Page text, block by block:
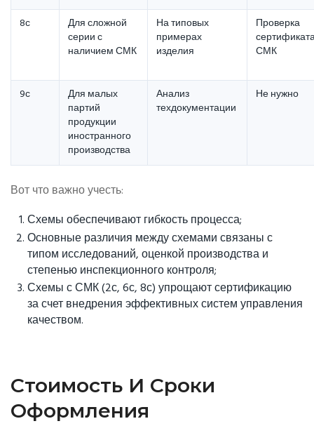
8с
Для сложной
серии с
наличием СМК
На типовых
примерах
изделия
Проверка
СМК
9с
Для малых
партий
продукции
иностранного
производства
Анализ
техдокументации
Не нужно
Вот что важно учесть:
Схемы обеспечивают гибкость процесса;
Основные различия между схемами связаны с
типом исследований, оценкой производства и
степенью инспекционного контроля;
Схемы с СМК (2с, 6с, 8с) упрощают сертификацию
за счет внедрения эффективных систем управления
качеством.
Стоимость И Сроки
Оформления